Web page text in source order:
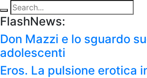
FlashNews:
Don Mazzi e lo sguardo
adolescenti
Eros. La pulsione erotica